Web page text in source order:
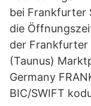
bei Frankfurter
die
der Frankfurter
(Taunus)
Germany
BIC/SWIFT